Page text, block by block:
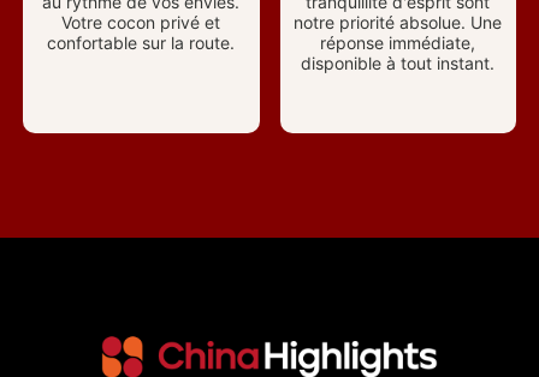
Votre cocon privé et
confortable sur la route.
notre priorité absolue. Une
réponse immédiate,
disponible à tout instant.